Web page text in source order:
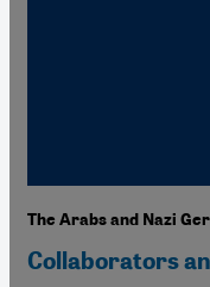
The Arabs and Nazi
Collaborators